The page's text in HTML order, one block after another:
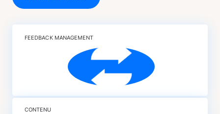
FEEDBACK MANAGEMENT
CONTENU